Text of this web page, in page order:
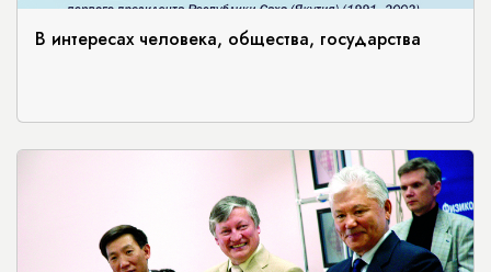
В интересах человека, общества, государства